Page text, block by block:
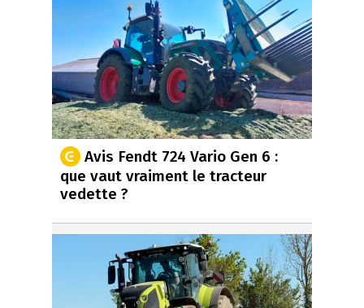
Avis Fendt 724 Vario Gen 6 :
que vaut vraiment le tracteur
vedette ?